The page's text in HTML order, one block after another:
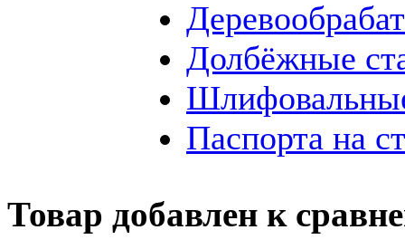
Долбёжные
Паспорта на
Товар добавлен к